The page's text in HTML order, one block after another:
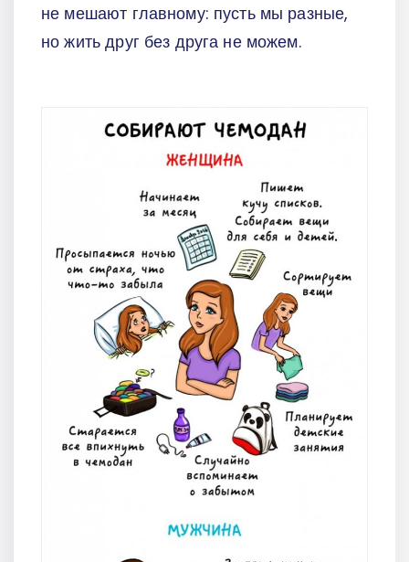
не мешают главному: пусть мы разные,
но жить друг без друга не можем.